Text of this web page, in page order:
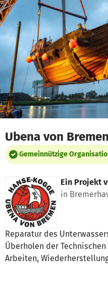
Zum Hauptinhalt springen
Erklärung zur Barrierefreiheit
Ubena von Bremen
Gemeinnützige
Ein Projekt
in
Reparatur des
Überholen der
Arbeiten,